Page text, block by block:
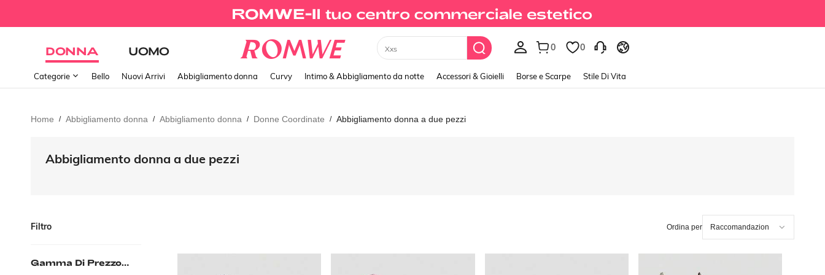
DONNA UOMO Xxs 0 0
Categorie Bello Nuovi Arrivi Abbigliamento donna Curvy Intimo & Abbigliamento da notte Accessori & Gioielli Borse e Scarpe Stile Di Vita
Home / Abbigliamento donna / Abbigliamento donna / Donne Coordinate / Abbigliamento donna a due pezzi
Abbigliamento donna a due pezzi
Filtro
Gamma Di Prezzo
Ordina per